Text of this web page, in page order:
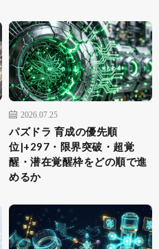
2026.07.25
パズドラ 育成の優先順
位|+297・限界突破・超覚
醒・潜在覚醒枠をどの順で進
めるか